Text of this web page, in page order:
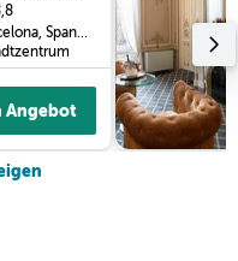
Bailen 4-6, Barcelona, Spanien
Angebot